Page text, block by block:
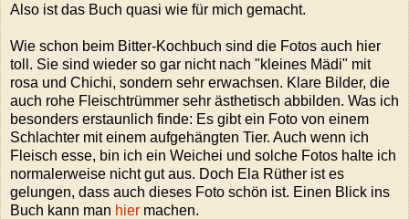
Also ist das Buch quasi wie für mich gemacht.
Wie schon beim Bitter-Kochbuch sind die Fotos auch hier
toll. Sie sind wieder so gar nicht nach "kleines Mädi" mit
rosa und Chichi, sondern sehr erwachsen. Klare Bilder, die
auch rohe Fleischtrümmer sehr ästhetisch abbilden. Was ich
besonders erstaunlich finde: Es gibt ein Foto von einem
Schlachter mit einem aufgehängten Tier. Auch wenn ich
Fleisch esse, bin ich ein Weichei und solche Fotos halte ich
normalerweise nicht gut aus. Doch Ela Rüther ist es
gelungen, dass auch dieses Foto schön ist. Einen Blick ins
Buch kann man hier machen.